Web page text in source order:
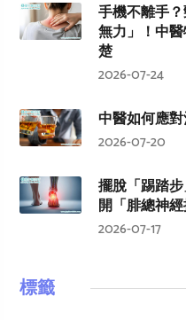
手機不離手
無力」！中
楚
2026-07-24
中醫如何應
2026-07-20
擺脫「踢踏
開「腓總神
2026-07-17
標籤